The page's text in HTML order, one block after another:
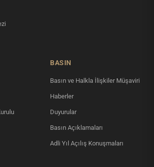
BASIN
Basın ve Halkla İlişkiler Müşaviri
Haberler
Duyurular
Basın Açıklamaları
Adli Yıl Açılış Konuşmaları